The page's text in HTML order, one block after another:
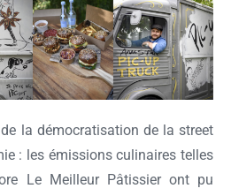
la démocratisation de la street
: les émissions culinaires telles
Le Meilleur Pâtissier ont pu